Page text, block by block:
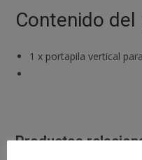
Contenido del
1 x portapila vertical
Productos